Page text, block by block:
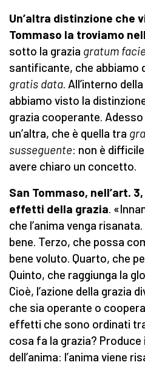
Un’altra distinzione che
Tommaso la troviamo
sotto la grazia gratum
santificante, che abbiamo
gratis data. All’interno
abbiamo visto la
grazia cooperante.
un’altra, che è quella tra
susseguente: non è
avere chiaro un concetto.
San Tommaso, nell’art.
effetti della grazia.
che l’anima venga
bene. Terzo, che possa
bene voluto. Quarto, che
Quinto, che raggiunga la
Cioè, l’azione della grazia
che sia operante o
effetti che sono ordinati
cosa fa la grazia?
dell’anima: l’anima viene